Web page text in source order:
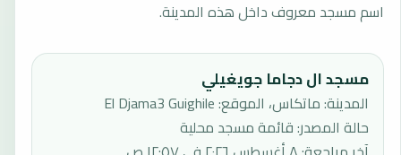
اسم مسجد معروف داخل هذه المدينة.
مسجد ال دجاما جويغيلي
المدينة: ماتكاس، الموقع: El Djama3 Guighile
حالة المصدر:قائمة مسجد محلية